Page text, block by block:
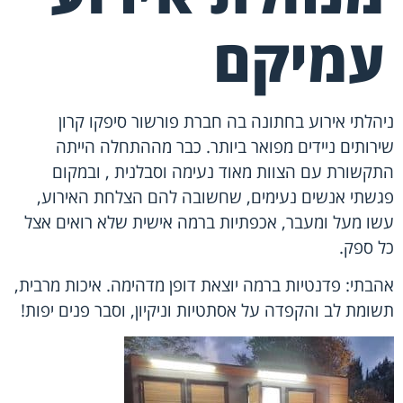
עמיקם
ניהלתי אירוע בחתונה בה חברת פורשור סיפקו קרון
שירותים ניידים מפואר ביותר. כבר מההתחלה הייתה
התקשורת עם הצוות מאוד נעימה וסבלנית , ובמקום
פגשתי אנשים נעימים, שחשובה להם הצלחת האירוע,
עשו מעל ומעבר, אכפתיות ברמה אישית שלא רואים אצל
כל ספק.
אהבתי: פדנטיות ברמה יוצאת דופן מדהימה. איכות מרבית,
תשומת לב והקפדה על אסתטיות וניקיון, וסבר פנים יפות!